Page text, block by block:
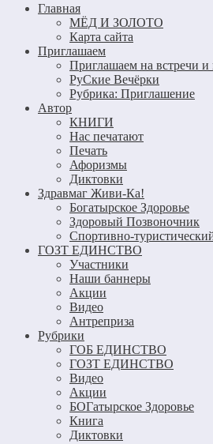
Главная
МЁД И ЗОЛОТО
Карта сайта
Приглашаем
Приглашаем на встречи
РуСкие Вечёрки
Рубрика: Приглашение
Автор
КНИГИ
Нас печатают
Печать
Афоризмы
Диктовки
Здравмаг Живи-Ка!
Богатырское Здоровье
Здоровый Позвоночник
Спортивно-
ГОЗТ ЕДИНСТВО
Участники
Наши баннеры
Акции
Видео
Антреприза
Рубрики
ГОБ ЕДИНСТВО
ГОЗТ ЕДИНСТВО
Видео
Акции
БОГатырское Здоровье
Книга
Диктовки